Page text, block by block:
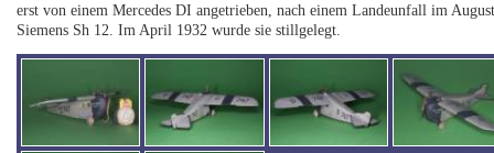
erst von einem Mercedes DI angetrieben, nach einem Landeunfall im
Siemens Sh 12. Im April 1932 wurde sie stillgelegt.